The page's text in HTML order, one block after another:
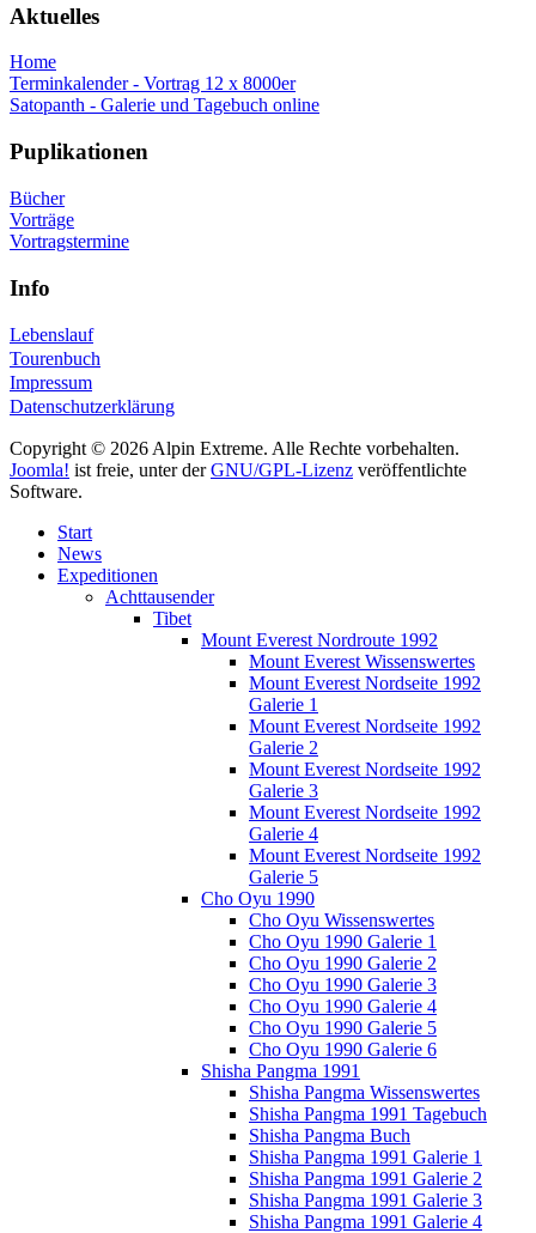
Aktuelles
Home
Terminkalender - Vortrag 12 x 8000er
Satopanth - Galerie und Tagebuch online
Puplikationen
Bücher
Vorträge
Vortragstermine
Info
Lebenslauf
Tourenbuch
Impressum
Datenschutzerklärung
Copyright © 2026 Alpin Extreme. Alle Rechte vorbehalten.
Joomla! ist freie, unter derGNU/GPL-Lizenz veröffentlichte
Software.
Start
News
Expeditionen
Achttausender
Tibet
Mount Everest Nordroute 1992
Mount Everest Wissenswertes
Mount Everest Nordseite 1992
Galerie 1
Mount Everest Nordseite 1992
Galerie 2
Mount Everest Nordseite 1992
Galerie 3
Mount Everest Nordseite 1992
Galerie 4
Mount Everest Nordseite 1992
Galerie 5
Cho Oyu 1990
Cho Oyu Wissenswertes
Cho Oyu 1990 Galerie 1
Cho Oyu 1990 Galerie 2
Cho Oyu 1990 Galerie 3
Cho Oyu 1990 Galerie 4
Cho Oyu 1990 Galerie 5
Cho Oyu 1990 Galerie 6
Shisha Pangma 1991
Shisha Pangma Wissenswertes
Shisha Pangma 1991 Tagebuch
Shisha Pangma Buch
Shisha Pangma 1991 Galerie 1
Shisha Pangma 1991 Galerie 2
Shisha Pangma 1991 Galerie 3
Shisha Pangma 1991 Galerie 4